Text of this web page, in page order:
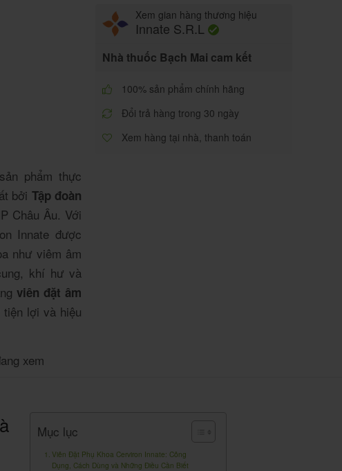
phẩm thực
bởi Tập đoàn
Châu Âu. Với
Innate được
như viêm âm
khí hư và
viên đặt âm
lợi và hiệu
xem
Xem gian hàng thương hiệu
Innate S.R.L
Nhà thuốc Bạch Mai cam kết
100% sản phẩm chính hãng
Đổi trả hàng trong 30 ngày
Xem hàng tại nhà, thanh toán
Mục lục
Viên Đặt Phụ Khoa Cerviron Innate: Công
Dụng, Cách Dùng và Những Điều Cần Biết